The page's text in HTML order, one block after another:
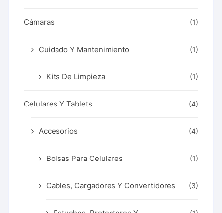
Cámaras (1)
Cuidado Y Mantenimiento (1)
Kits De Limpieza (1)
Celulares Y Tablets (4)
Accesorios (4)
Bolsas Para Celulares (1)
Cables, Cargadores Y Convertidores (3)